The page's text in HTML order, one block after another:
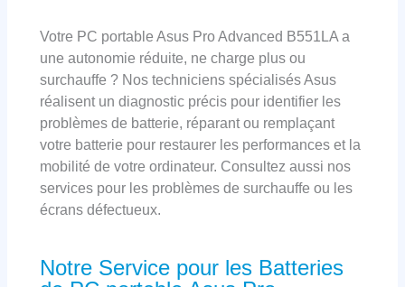
Votre PC portable Asus Pro Advanced B551LA a
une autonomie réduite, ne charge plus ou
surchauffe ? Nos techniciens spécialisés Asus
réalisent un diagnostic précis pour identifier les
problèmes de batterie, réparant ou remplaçant
votre batterie pour restaurer les performances et la
mobilité de votre ordinateur. Consultez aussi nos
services pour les problèmes de surchauffe ou les
écrans défectueux.
Notre Service pour les Batteries